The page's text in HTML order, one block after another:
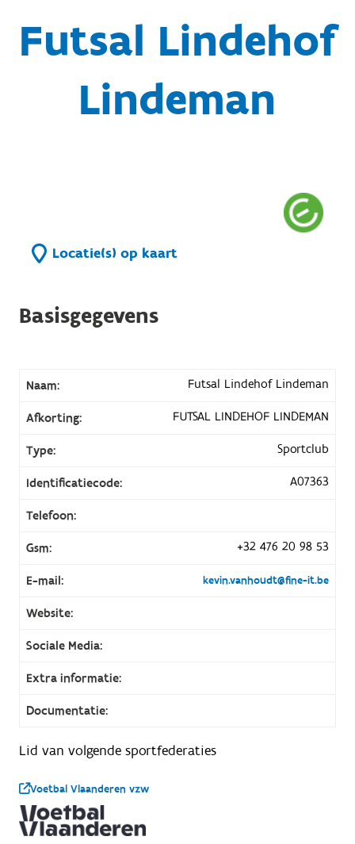
Futsal Lindehof
Lindeman
Locatie(s) op kaart
Basisgegevens
Naam: Futsal Lindehof Lindeman
Afkorting: FUTSAL LINDEHOF LINDEMAN
Type: Sportclub
Identificatiecode: A07363
Telefoon:
Gsm: +32 476 20 98 53
E-mail: kevin.vanhoudt@fine-it.be
Website:
Sociale Media:
Extra informatie:
Documentatie:
Lid van volgende sportfederaties
Voetbal Vlaanderen vzw